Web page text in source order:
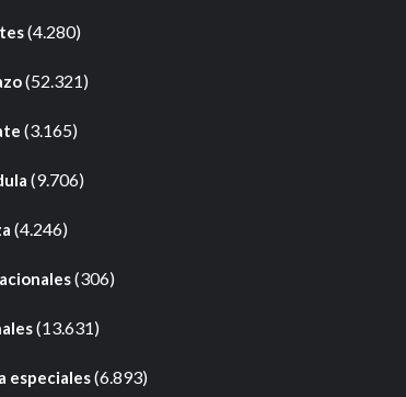
(4.280)
(52.321)
(3.165)
(9.706)
(4.246)
(306)
(13.631)
especiales(6.893)